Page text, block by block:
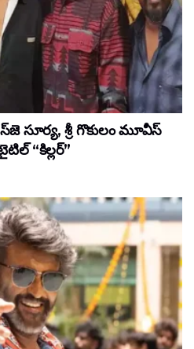
సూర్య, శ్రీ గొకులం మూవీస్‌
“కిల్లర్”